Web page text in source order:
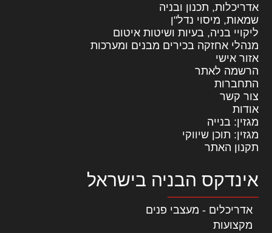
אדריכלות, תכנון ובניה
שמאות, מיסוי נדל"ן
ליקויי בניה, בעיות ושיטות איטום
מנהלי אחזקה בכירים מבנים ומערכות
אזור אישי
הרשמה לאתר
התחברות
צור קשר
אודות
מגזין: בנייה
מגזין: תוכן שיווקי
תקנון האתר
אינדקס הבניה בישראל
אדריכלים - מעצבי פנים
מקצועות